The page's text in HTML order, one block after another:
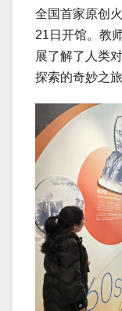
全国首家原创
21日开馆。教
展了解了人类
探索的奇妙之